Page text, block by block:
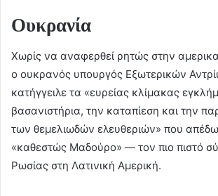
Ουκρανία
Χωρίς να αναφερθεί ρητώς στην
ο ουκρανός υπουργός Εξωτερικών
κατήγγειλε τα «ευρείας κλίμακας
βασανιστήρια, την καταπίεση και την
των θεμελιωδών ελευθεριών» που
«καθεστώς Μαδούρο» — τον πιο πιστό
Ρωσίας στη Λατινική Αμερική.